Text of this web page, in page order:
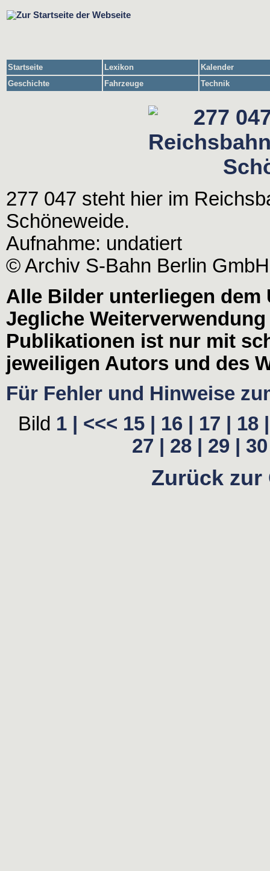
Startseite Lexikon
Kalender
Geschichte
Fahrzeuge Technik
277 047 steht hier im
Schöneweide.
Aufnahme: undatiert
© Archiv S-Bahn Berlin GmbH
Alle Bilder unterliegen dem
Jegliche
Publikationen ist nur mit
jeweiligen Autors und des
Für Fehler und Hinweise
Bild 1 | <<< 15 | 16 | 17 |
18 |
27 |
28 | 29 |
Zurück zur